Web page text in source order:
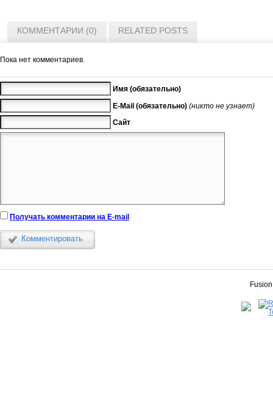
КОММЕНТАРИИ (0) RELATED POSTS
Пока нет комментариев.
Имя (обязательно)
E-Mail (обязательно) (никто не узнает)
Сайт
Получать комментарии на E-mail
Комментировать